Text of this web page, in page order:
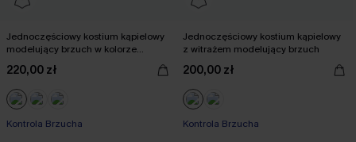
Jednoczęściowy kostium kąpielowy
modelujący brzuch w kolorze
220,00 zł
Kontrola Brzucha
Jednoczęściowy kostium kąpielowy
z witrażem modelujący brzuch
200,00 zł
Kontrola Brzucha